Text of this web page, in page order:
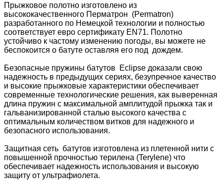
Прыжковое полотно изготовлено из
высококачественного Перматрон (Permatron)
разработанного по Немецкой технологии и полностью
соответствует евро сертификату EN71. Полотно
устойчиво к частому изменению погоды, вы можете не
беспокоится о батуте оставляя его под дождем.
Безопасные пружины батутов Eclipse доказали свою
надежность в предыдущих сериях, безупречное качество
и высокие прыжковые характеристики обеспечивает
современные технологические решения, как выверенная
длина пружин с максимальной амплитудой прыжка так и
гальванизированной сталью высокого качества с
оптимальным количеством витков для надежного и
безопасного использования.
Защитная сеть батутов изготовлена из плетенной нити с
повышенной прочностью терилена (Terylene) что
обеспечивает надежность использования и высокую
защиту от ультрафиолета.